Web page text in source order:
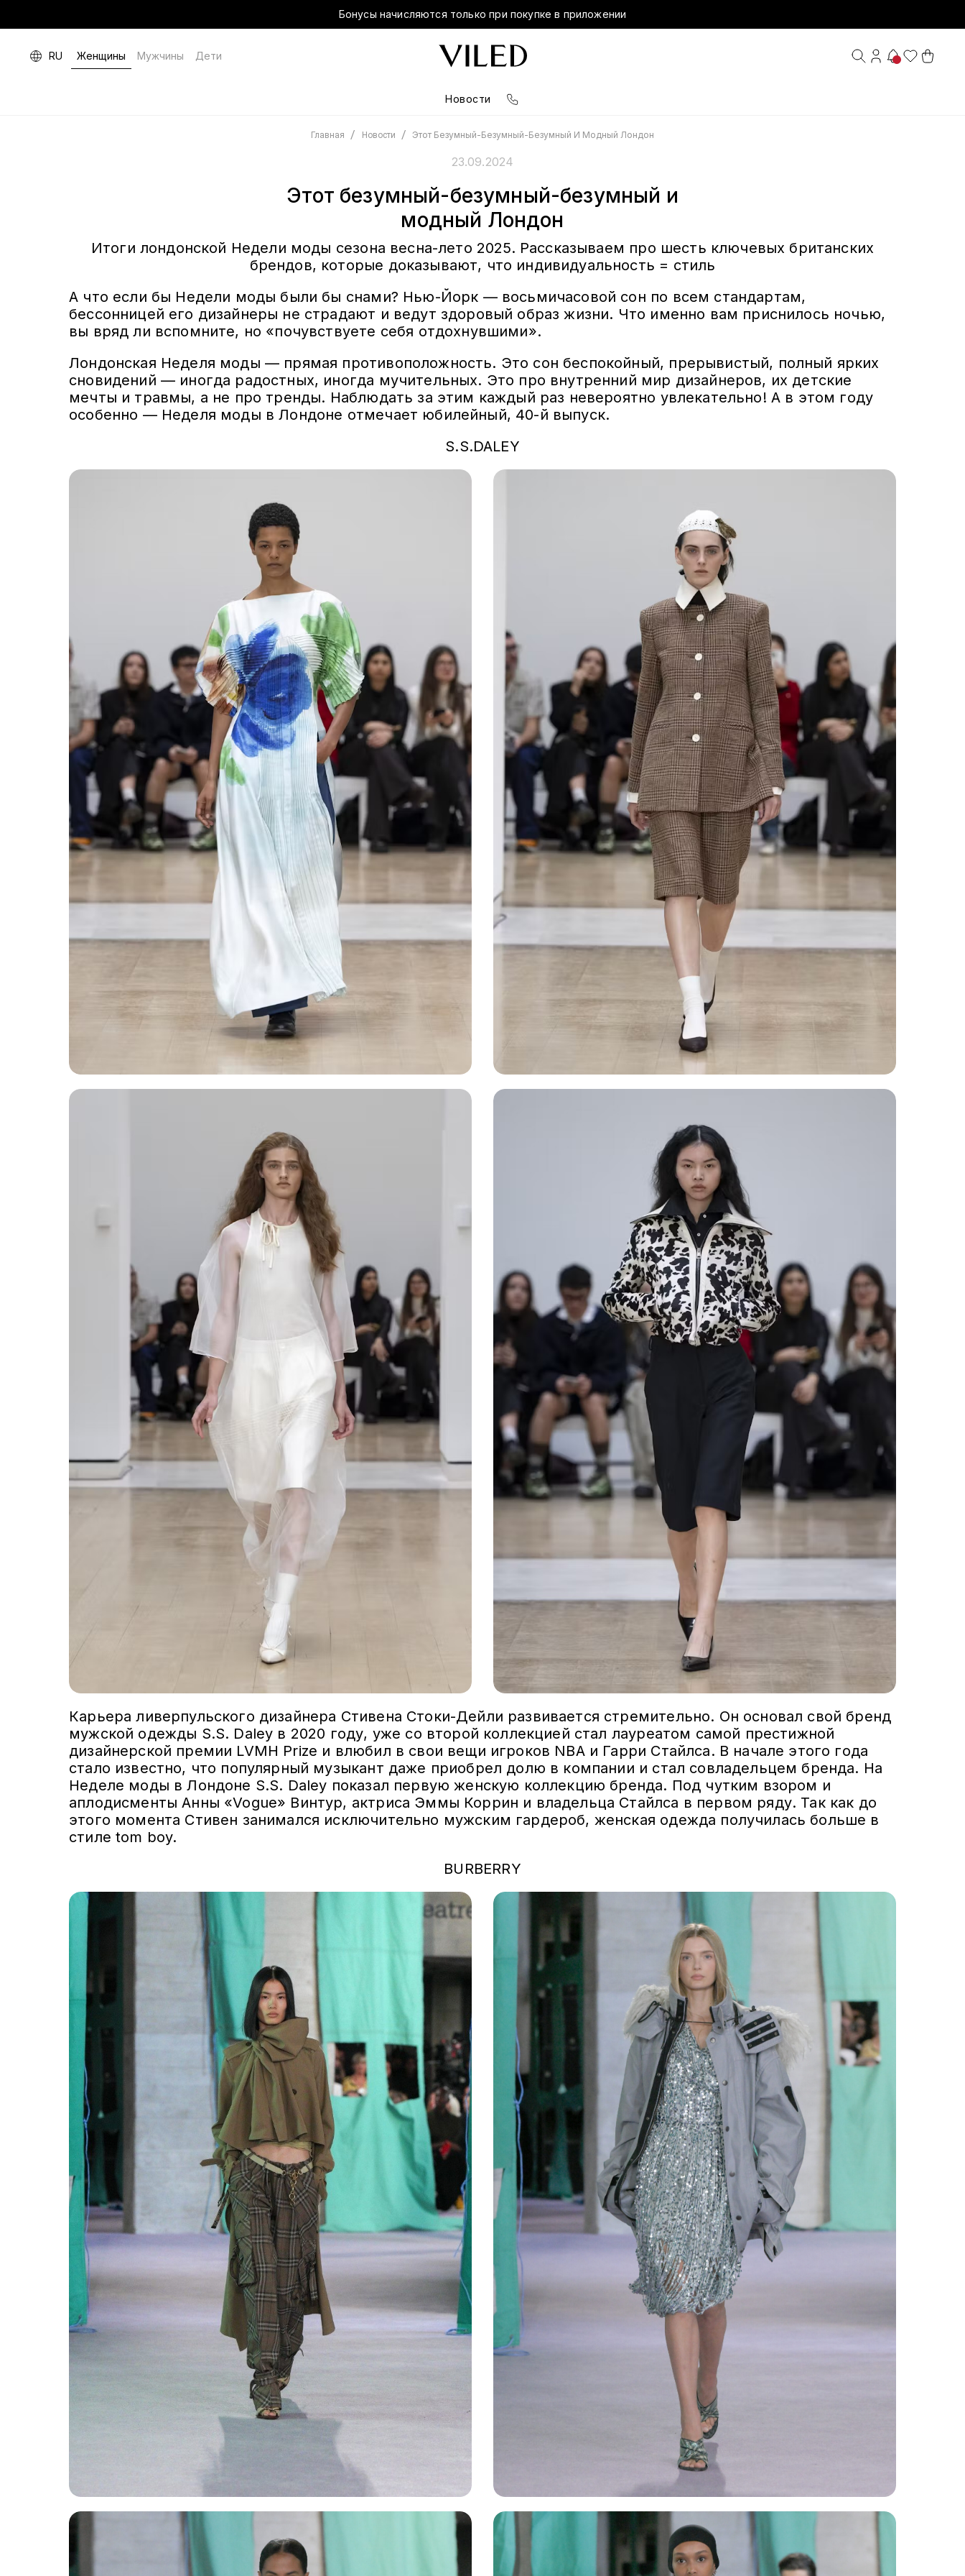
Бонусы начисляются только при покупке в приложении
RU Женщины Мужчины Дети
Новости
Главная / Новости / Этот Безумный-Безумный-Безумный И Модный Лондон
23.09.2024
Этот безумный-безумный-безумный и
модный Лондон
Итоги лондонской Недели моды сезона весна-лето 2025. Рассказываем про шесть ключевых британских
брендов, которые доказывают, что индивидуальность = стиль
А что если бы Недели моды были бы снами? Нью-Йорк — восьмичасовой сон по всем стандартам,
бессонницей его дизайнеры не страдают и ведут здоровый образ жизни. Что именно вам приснилось ночью,
вы вряд ли вспомните, но «почувствуете себя отдохнувшими».
Лондонская Неделя моды — прямая противоположность. Это сон беспокойный, прерывистый, полный ярких
сновидений — иногда радостных, иногда мучительных. Это про внутренний мир дизайнеров, их детские
мечты и травмы, а не про тренды. Наблюдать за этим каждый раз невероятно увлекательно! А в этом году
особенно — Неделя моды в Лондоне отмечает юбилейный, 40-й выпуск.
S.S.DALEY
Карьера ливерпульского дизайнера Стивена Стоки-Дейли развивается стремительно. Он основал свой бренд
мужской одежды S.S. Daley в 2020 году, уже со второй коллекцией стал лауреатом самой престижной
дизайнерской премии LVMH Prize и влюбил в свои вещи игроков NBA и Гарри Стайлса. В начале этого года
стало известно, что популярный музыкант даже приобрел долю в компании и стал совладельцем бренда. На
Неделе моды в Лондоне S.S. Daley показал первую женскую коллекцию бренда. Под чутким взором и
аплодисменты Анны «Vogue» Винтур, актриса Эммы Коррин и владельца Стайлса в первом ряду. Так как до
этого момента Стивен занимался исключительно мужским гардероб, женская одежда получилась больше в
стиле tom boy.
BURBERRY